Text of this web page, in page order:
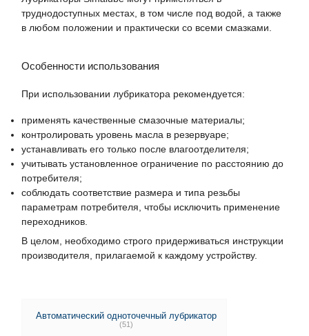
Автоматический одноточечный лубрикатор
(51)
труднодоступных местах, в том числе под водой, а также
в любом положении и практически со всеми смазками.
Особенности использования
При использовании лубрикатора рекомендуется:
применять качественные смазочные материалы;
контролировать уровень масла в резервуаре;
устанавливать его только после влагоотделителя;
учитывать установленное ограничение по расстоянию до
потребителя;
соблюдать соответствие размера и типа резьбы
параметрам потребителя, чтобы исключить применение
переходников.
В целом, необходимо строго придерживаться инструкции
производителя, прилагаемой к каждому устройству.